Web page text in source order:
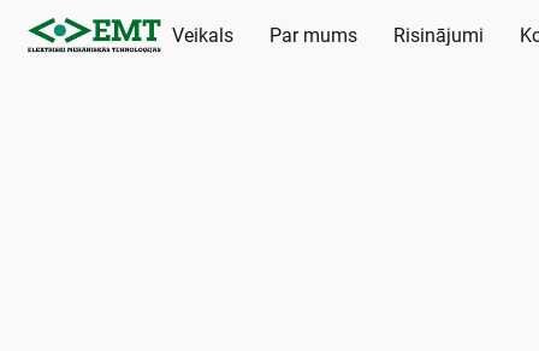
Veikals Par mums Risinājumi